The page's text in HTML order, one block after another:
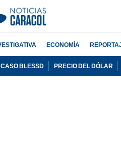
ECONOMÍA
CASO BLESSD PRECIO DEL DÓLAR